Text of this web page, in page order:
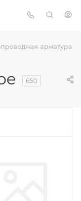
арматура
650